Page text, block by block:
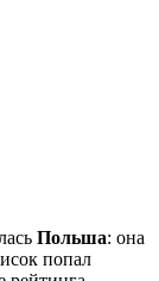
Польша: она
попал